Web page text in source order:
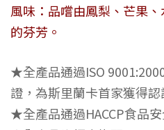
風味：品嚐由鳳梨、芒果
的芬芳。
★全產品通過ISO
證，為斯里蘭卡首家獲得認
★全產品通過HACCP食品安